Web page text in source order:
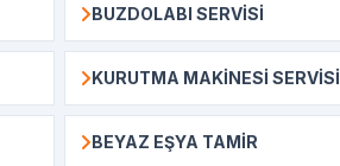
BUZDOLABI SERVISI
KURUTMA MAKINESI SERVISI
BEYAZ EŞYA TAMIR